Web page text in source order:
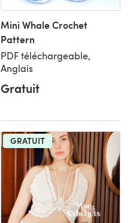
Mini Whale Crochet
Pattern
PDF téléchargeable,
Anglais
Gratuit
GRATUIT